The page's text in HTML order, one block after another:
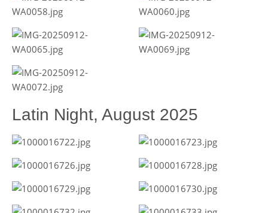
Latin Night, August 2025